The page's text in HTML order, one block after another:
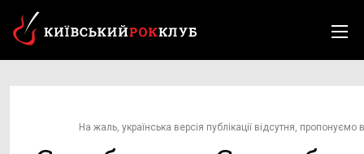
На жаль, українська версія публікації відсутня, пропонуємо